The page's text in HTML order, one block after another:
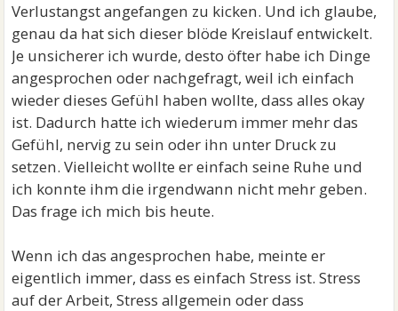
Verlustangst angefangen zu kicken. Und ich glaube,
genau da hat sich dieser blöde Kreislauf entwickelt.
Je unsicherer ich wurde, desto öfter habe ich Dinge
angesprochen oder nachgefragt, weil ich einfach
wieder dieses Gefühl haben wollte, dass alles okay
ist. Dadurch hatte ich wiederum immer mehr das
Gefühl, nervig zu sein oder ihn unter Druck zu
setzen. Vielleicht wollte er einfach seine Ruhe und
ich konnte ihm die irgendwann nicht mehr geben.
Das frage ich mich bis heute.
Wenn ich das angesprochen habe, meinte er
eigentlich immer, dass es einfach Stress ist. Stress
auf der Arbeit, Stress allgemein oder dass